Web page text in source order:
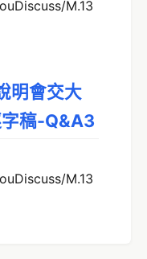
M.13
明會交大
稿-Q&A3
M.13